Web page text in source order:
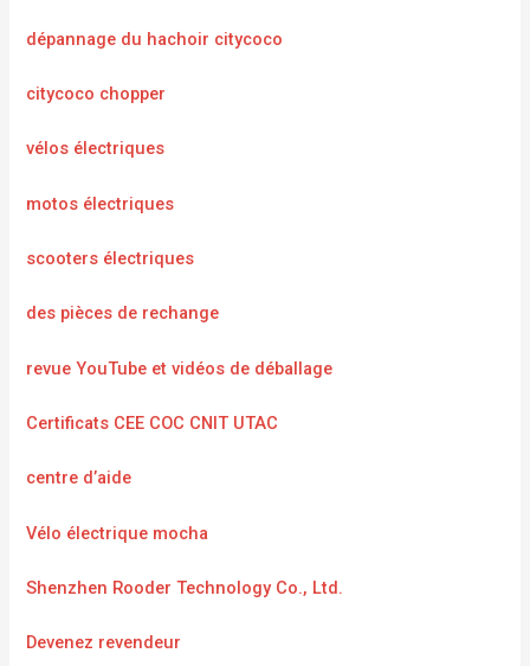
dépannage du hachoir citycoco
citycoco chopper
vélos électriques
motos électriques
scooters électriques
des pièces de rechange
revue YouTube et vidéos de déballage
Certificats CEE COC CNIT UTAC
centre d’aide
Vélo électrique mocha
Shenzhen Rooder Technology Co., Ltd.
Devenez revendeur